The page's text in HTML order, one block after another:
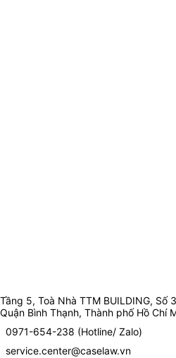
Tầng 5, Toà Nhà TTM BUILDING, Số
Quận Bình Thạnh, Thành phố Hồ Chí
0971-654-238 (Hotline/ Zalo)
service.center@caselaw.vn